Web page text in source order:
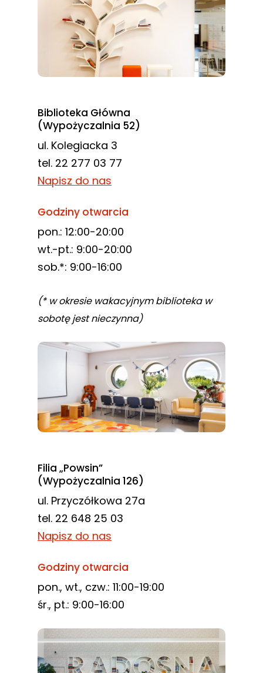
Biblioteka Główna
(Wypożyczalnia 52)
ul. Kolegiacka 3
tel. 22 277 03 77
Napisz do nas
Godziny otwarcia
pon.: 12:00-20:00
wt.-pt.: 9:00-20:00
sob.*: 9:00-16:00
(* w okresie wakacyjnym biblioteka w
sobotę jest nieczynna)
Filia „Powsin”
(Wypożyczalnia 126)
ul. Przyczółkowa 27a
tel. 22 648 25 03
Napisz do nas
Godziny otwarcia
pon., wt., czw.: 11:00-19:00
śr., pt.: 9:00-16:00